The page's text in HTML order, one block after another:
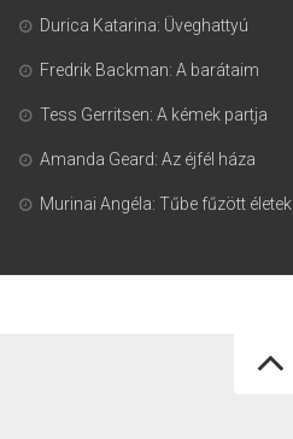
Durica Katarina: Üveghattyú
Fredrik Backman: A barátaim
Tess Gerritsen: A kémek partja
Amanda Geard: Az éjfél háza
Murinai Angéla: Tűbe fűzött életek